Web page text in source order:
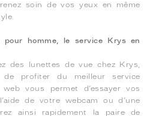
soin de vos yeux en même
homme, le service Krys en
des lunettes de vue chez Krys,
de profiter du meilleur service
vous permet d’essayer vos
de votre webcam ou d’une
ainsi rapidement la paire de